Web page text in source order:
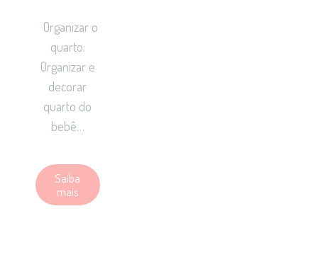
Organizar o
quarto:
Organizar e
decorar
quarto do
bebê…
Saiba
mais